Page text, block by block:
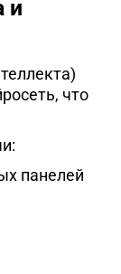
и
что
панелей